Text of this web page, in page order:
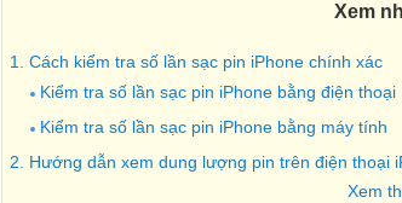
Xem
1. Cách kiểm tra số lần sạc pin iPhone chính xác
Kiểm tra số lần sạc pin iPhone bằng điện thoại
Kiểm tra số lần sạc pin iPhone bằng máy tính
2. Hướng dẫn xem dung lượng pin trên điện thoại
Xem